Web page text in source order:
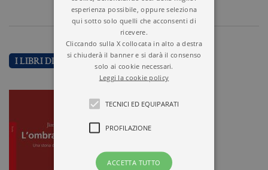
I LIBRI DI JIMENA CANALES
esperienza possibile, oppure seleziona
qui sotto solo quelli che acconsenti di
ricevere.
Cliccando sulla X collocata in alto a destra
si chiuderà il banner e si darà il consenso
solo ai cookie necessari.
Leggi la cookie policy
TECNICI ED EQUIPARATI
PROFILAZIONE
ACCETTA TUTTO